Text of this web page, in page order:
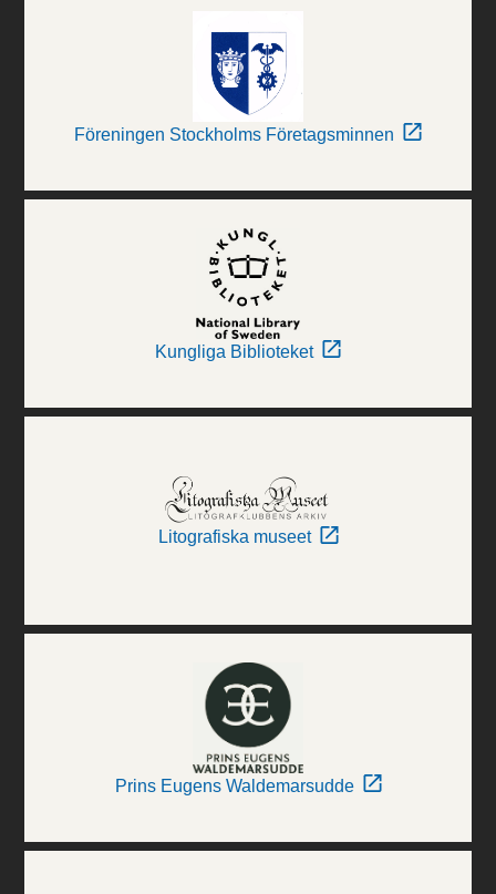
Föreningen Stockholms Företagsminnen
Kungliga Biblioteket
Litografiska museet
Prins Eugens Waldemarsudde